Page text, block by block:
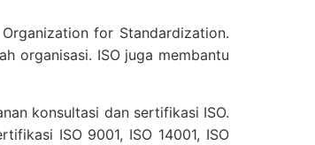
for Standardization.
organisasi. ISO juga membantu
konsultasi dan sertifikasi ISO.
ISO 9001, ISO 14001, ISO